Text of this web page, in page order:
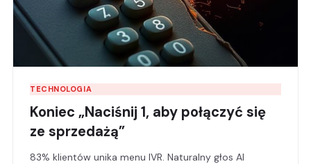
TECHNOLOGIA
Koniec „Naciśnij 1, aby połączyć się
ze sprzedażą”
83% klientów unika menu IVR. Naturalny głos AI